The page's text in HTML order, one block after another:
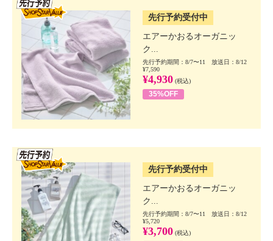
先行予約受付中
エアーかおるオーガニッ
ク...
先行予約期間：8/7〜11 放送日：8/12
¥7,590
¥4,930 (税込)
35%OFF
先行予約受付中
エアーかおるオーガニッ
ク...
先行予約期間：8/7〜11 放送日：8/12
¥5,720
¥3,700 (税込)